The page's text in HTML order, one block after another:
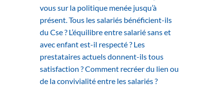
vous sur la politique menée jusqu’à
présent. Tous les salariés bénéficient-ils
du Cse ? L’équilibre entre salarié sans et
avec enfant est-il respecté ? Les
prestataires actuels donnent-ils tous
satisfaction ? Comment recréer du lien ou
de la convivialité entre les salariés ?